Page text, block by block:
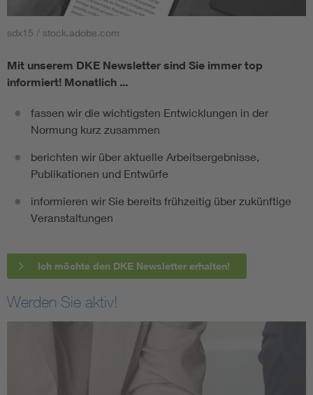
sdx15 / stock.adobe.com
Mit unserem DKE Newsletter sind Sie immer top
informiert! Monatlich ...
fassen wir die wichtigsten Entwicklungen in der
Normung kurz zusammen
berichten wir über aktuelle Arbeitsergebnisse,
Publikationen und Entwürfe
informieren wir Sie bereits frühzeitig über zukünftige
Veranstaltungen
Ich möchte den DKE Newsletter erhalten!
Werden Sie aktiv!